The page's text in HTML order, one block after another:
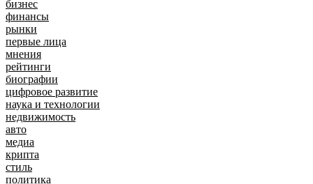
бизнес
финансы
рынки
первые лица
мнения
рейтинги
биографии
цифровое развитие
наука и технологии
недвижимость
авто
медиа
крипта
стиль
политика